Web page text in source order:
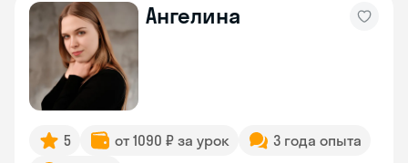
Ангелина
5 от 1090 ₽ за урок
3 года опыта